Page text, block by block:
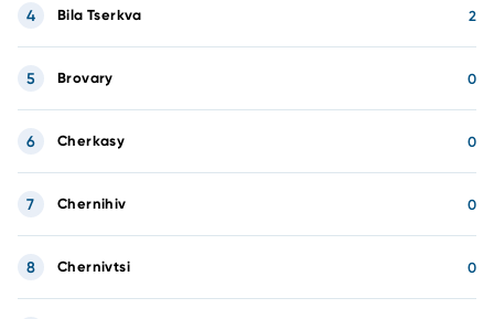
Bila Tserkva 2
4
Brovary 0
5
Cherkasy 0
6
Chernihiv 0
7
Chernivtsi 0
8